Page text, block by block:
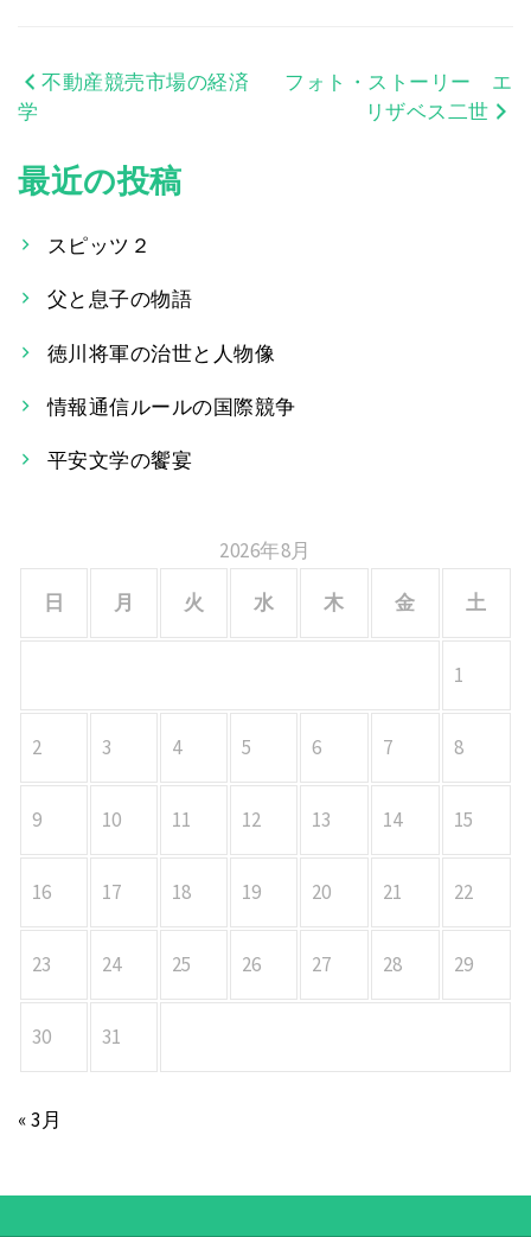
投
ナ
ビ
シ
ョ
ン
不動産競売市場の経済
学
フォト・ストーリー エ
リザベス二世
最近の投稿
スピッツ２
父と息子の物語
徳川将軍の治世と人物像
情報通信ルールの国際競争
平安文学の饗宴
2026年8月
日
月 火 水 木 金 土
1
2 3 4 5 6 7 8
9 10 11 12 13 14 15
16 17 18 19 20 21 22
23 24 25 26 27 28 29
30 31
« 3月